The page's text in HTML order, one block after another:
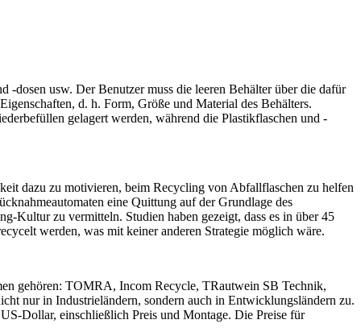
dosen usw. Der Benutzer muss die leeren Behälter über die dafür
d. h. Form, Größe und Material des Behälters.
gelagert werden, während die Plastikflaschen und -
dazu zu motivieren, beim Recycling von Abfallflaschen zu helfen
eine Quittung auf der Grundlage des
Kultur zu vermitteln. Studien haben gezeigt, dass es in über 45
werden, was mit keiner anderen Strategie möglich wäre.
gehören: TOMRA, Incom Recycle, TRautwein SB Technik,
nur in Industrieländern, sondern auch in Entwicklungsländern zu.
Dollar, einschließlich Preis und Montage. Die Preise für